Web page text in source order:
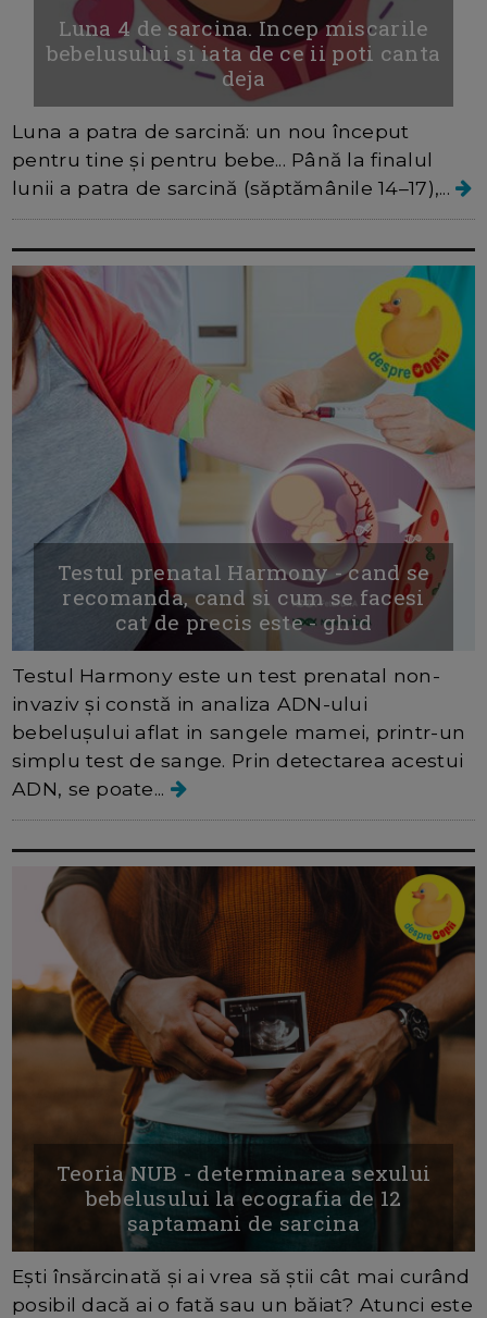
Luna 4 de sarcina. Incep miscarile
bebelusului si iata de ce ii poti canta
deja
Luna a patra de sarcină: un nou început
pentru tine și pentru bebe... Până la finalul
lunii a patra de sarcină (săptămânile 14–17),...
Testul prenatal Harmony - cand se
recomanda, cand si cum se facesi
cat de precis este - ghid
Testul Harmony este un test prenatal non-
invaziv și constă in analiza ADN-ului
bebelușului aflat in sangele mamei, printr-un
simplu test de sange. Prin detectarea acestui
ADN, se poate...
Teoria NUB - determinarea sexului
bebelusului la ecografia de 12
saptamani de sarcina
Ești însărcinată și ai vrea să știi cât mai curând
posibil dacă ai o fată sau un băiat? Atunci este